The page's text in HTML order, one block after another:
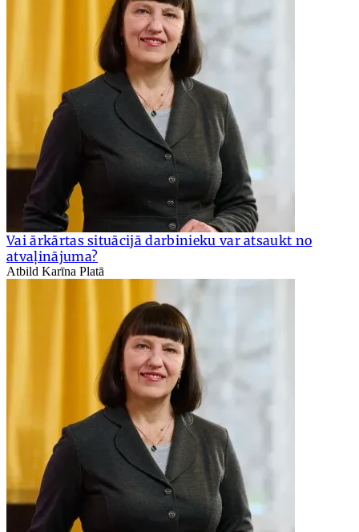
Vai ārkārtas situācijā darbinieku var atsaukt no
atvaļinājuma?
Atbild Karīna Platā